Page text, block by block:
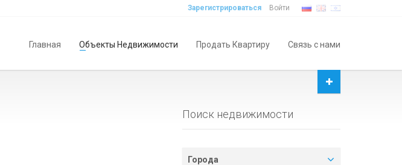
Зарегистрироваться Войти
Главная Объекты Недвижимости Продать Квартиру Связь с нами
Поиск недвижимости
Города